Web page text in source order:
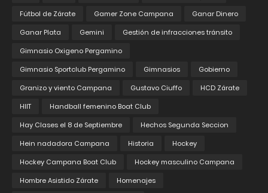
Fútbol de Zárate
Gamer Zone Campana
Ganar Dinero
Ganar Plata
Gemini
Gestión de infracciones tránsito
Gimnasio Oxigeno Pergamino
Gimnasio Sportclub Pergamino
Gimnasios
Gobierno
Granizo y viento Campana
Gustavo Ciuffo
HCD Zárate
HIIT
Handball femenino Boat Club
Hay Clases el 8 de Septiembre
Hechos Segunda Seccion
Hein nadadora Campana
Historia
Hockey
Hockey Campana Boat Club
Hockey masculino Campana
Hombre Asistido Zárate
Homenajes